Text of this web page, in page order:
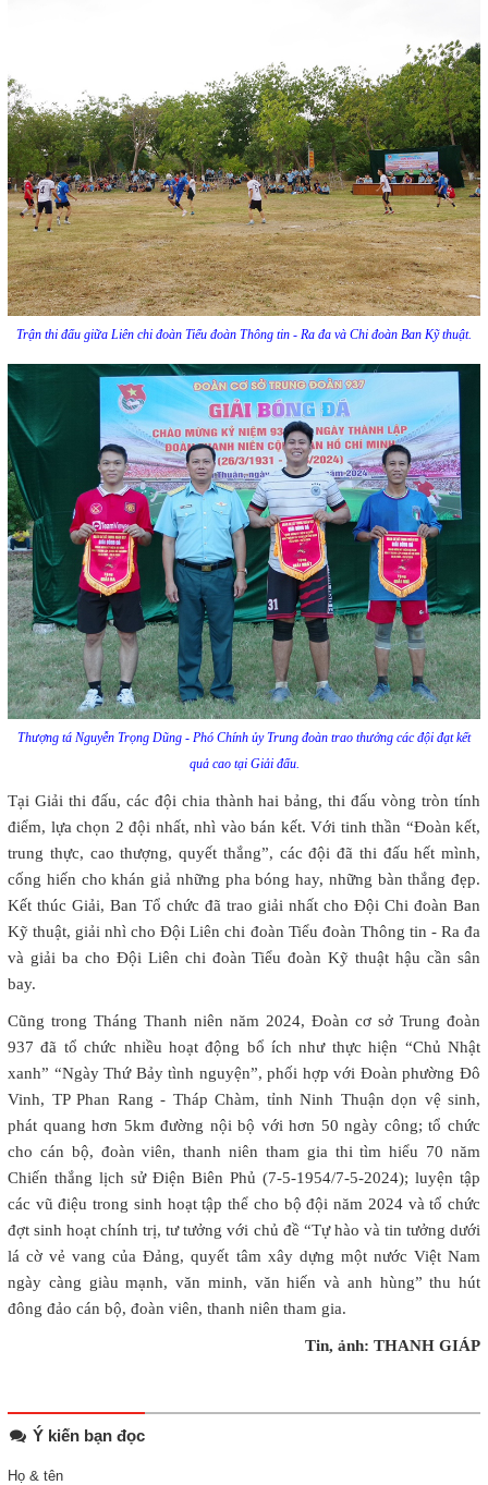
Trận thi đấu giữa Liên chi đoàn Tiểu đoàn Thông tin - Ra đa và Chi đoàn Ban Kỹ thuật.
Thượng tá Nguyễn Trọng Dũng - Phó Chính ủy Trung đoàn trao thưởng các đội đạt kết
quả cao tại Giải đấu.
Tại Giải thi đấu, các đội chia thành hai bảng, thi đấu vòng tròn tính
điểm, lựa chọn 2 đội nhất, nhì vào bán kết. Với tinh thần “Đoàn kết,
trung thực, cao thượng, quyết thắng”, các đội đã thi đấu hết mình,
cống hiến cho khán giả những pha bóng hay, những bàn thắng đẹp.
Kết thúc Giải, Ban Tổ chức đã trao giải nhất cho Đội Chi đoàn Ban
Kỹ thuật, giải nhì cho Đội Liên chi đoàn Tiểu đoàn Thông tin - Ra đa
và giải ba cho Đội Liên chi đoàn Tiểu đoàn Kỹ thuật hậu cần sân
bay.
Cũng trong Tháng Thanh niên năm 2024, Đoàn cơ sở Trung đoàn
937 đã tổ chức nhiều hoạt động bổ ích như thực hiện “Chủ Nhật
xanh” “Ngày Thứ Bảy tình nguyện”, phối hợp với Đoàn phường Đô
Vinh, TP Phan Rang - Tháp Chàm, tỉnh Ninh Thuận dọn vệ sinh,
phát quang hơn 5km đường nội bộ với hơn 50 ngày công; tổ chức
cho cán bộ, đoàn viên, thanh niên tham gia thi tìm hiểu 70 năm
Chiến thắng lịch sử Điện Biên Phủ (7-5-1954/7-5-2024); luyện tập
các vũ điệu trong sinh hoạt tập thể cho bộ đội năm 2024 và tổ chức
đợt sinh hoạt chính trị, tư tưởng với chủ đề “Tự hào và tin tưởng dưới
lá cờ vẻ vang của Đảng, quyết tâm xây dựng một nước Việt Nam
ngày càng giàu mạnh, văn minh, văn hiến và anh hùng” thu hút
đông đảo cán bộ, đoàn viên, thanh niên tham gia.
Tin, ảnh: THANH GIÁP
Ý kiến bạn đọc
Họ & tên